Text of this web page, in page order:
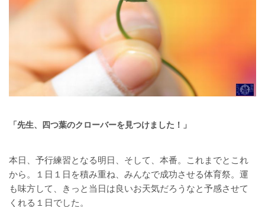
「先生、四つ葉のクローバーを見つけました！」
本日、予行練習となる明日、そして、本番。これまでとこれ
から。１日１日を積み重ね、みんなで成功させる体育祭。運
も味方して、きっと当日は良いお天気だろうなと予感させて
くれる１日でした。